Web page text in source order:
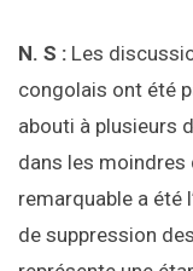
N. S : Les
congolais ont été
abouti à plusieurs
dans les moindres
remarquable a été
de suppression